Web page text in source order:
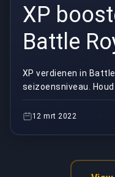
XP
Battle
XP verdienen in
seizoensniveau.
Pass een voortgang
12 mrt 2022